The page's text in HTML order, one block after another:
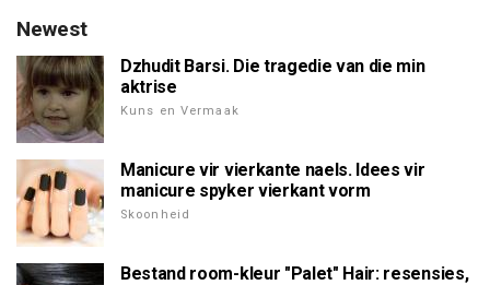
Newest
Dzhudit Barsi. Die tragedie van die min
aktrise
Kuns en Vermaak
Manicure vir vierkante naels. Idees vir
manicure spyker vierkant vorm
Skoonheid
Bestand room-kleur "Palet" Hair: resensies,